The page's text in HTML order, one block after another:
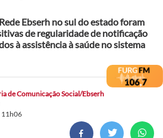
Ebserh no sul do estado foram
de regularidade de notificação
à assistência à saúde no sistema
de Comunicação Social/Ebserh
11h06